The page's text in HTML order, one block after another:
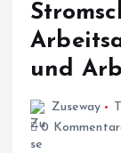
und
Zuseway
0